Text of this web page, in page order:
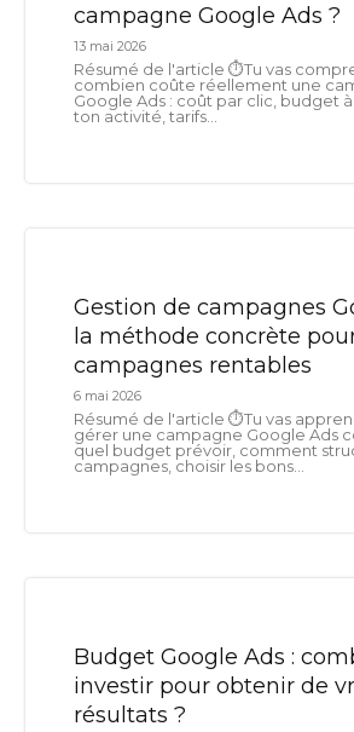
campagne Google Ads ?
13 mai 2026
Résumé de l'article ⏱️Tu vas
combien coûte réellement une
Google Ads : coût par clic, budget
ton activité, tarifs...
Gestion de campagnes
la méthode concrète
campagnes rentables
6 mai 2026
Résumé de l'article ⏱️Tu vas
gérer une campagne Google Ads
quel budget prévoir, comment
campagnes, choisir les bons...
Budget Google Ads :
investir pour obtenir de
résultats ?